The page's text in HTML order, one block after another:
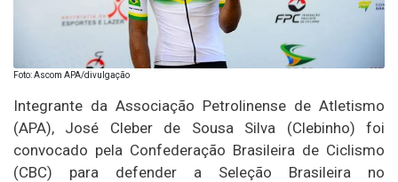
Foto: Ascom APA/divulgação
Integrante da Associação Petrolinense de Atletismo
(APA), José Cleber de Sousa Silva (Clebinho) foi
convocado pela Confederação Brasileira de Ciclismo
(CBC) para defender a Seleção Brasileira no